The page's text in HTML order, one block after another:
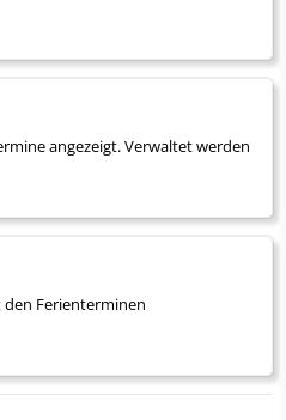
angezeigt. Verwaltet werden
Ferienterminen